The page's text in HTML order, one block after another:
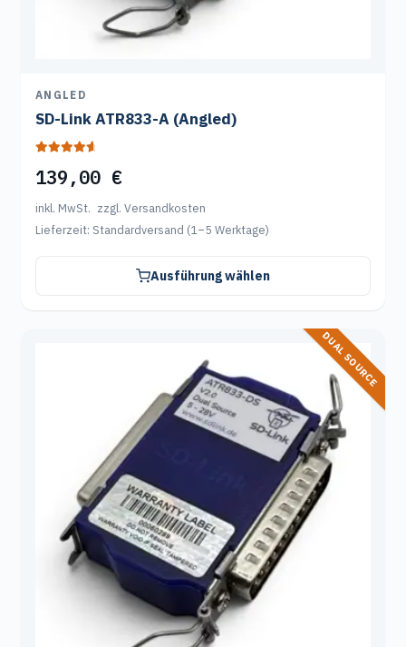
ANGLED
SD-Link ATR833-A (Angled)
4.80von 5
139,00 €
inkl. MwSt. zzgl. Versandkosten
Lieferzeit: Standardversand (1–5 Werktage)
Ausführung wählen
DUAL SOURCE